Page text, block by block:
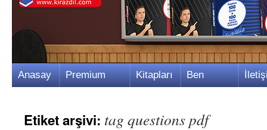
İçeriğe
Anasay Premium Kitapları Ben
Etiket arşivi: tag questions pdf